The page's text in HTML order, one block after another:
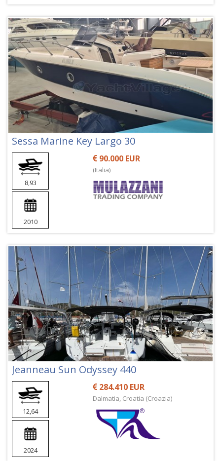
Sessa Marine Key Largo 30
8,93
2010
90.000 EUR
(Italia)
Jeanneau Sun Odyssey 440
12,64
2024
284.410 EUR
Dalmatia, Croatia (Croazia)